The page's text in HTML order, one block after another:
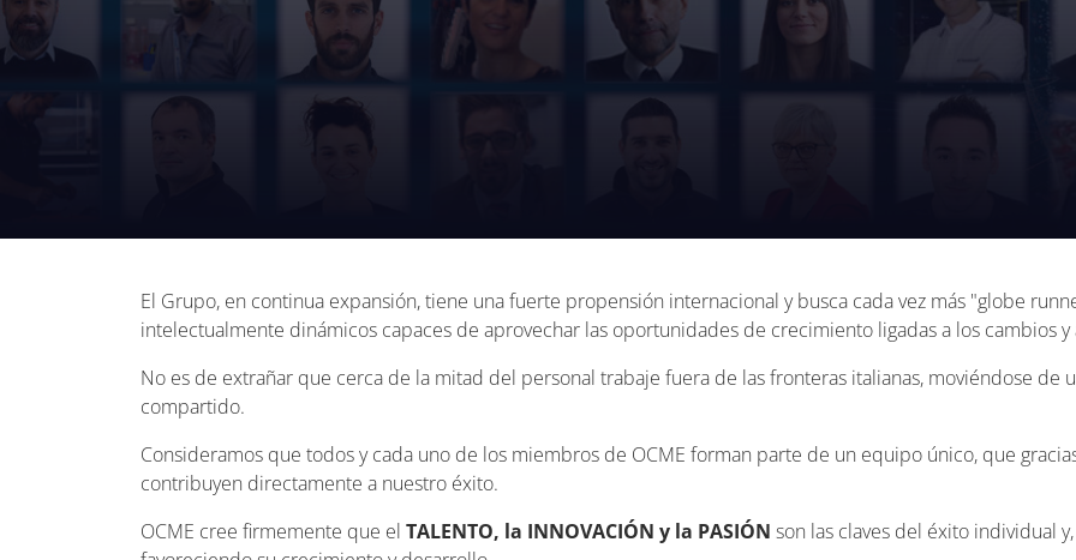
El Grupo, en continua expansión, tiene una fuerte propensión internacional y busca cada vez más "globe
intelectualmente dinámicos capaces de aprovechar las oportunidades de crecimiento ligadas a los cambios
No es de extrañar que cerca de la mitad del personal trabaje fuera de las fronteras italianas, moviéndose de
compartido.
Consideramos que todos y cada uno de los miembros de OCME forman parte de un equipo único, que
contribuyen directamente a nuestro éxito.
OCME cree firmemente que el TALENTO, la INNOVACIÓN y la PASIÓN son las claves del éxito individual